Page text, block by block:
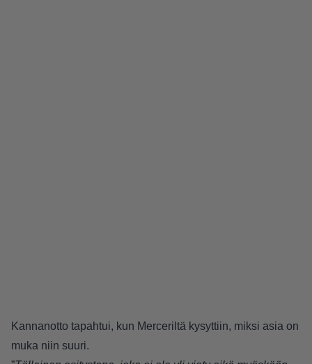
Kannanotto tapahtui, kun Merceriltä kysyttiin, miksi asia on
muka niin suuri.